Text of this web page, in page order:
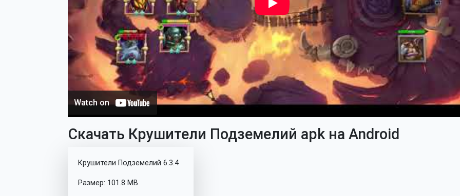
Скачать Крушители Подземелий apk на Android
Крушители Подземелий 6.3.4
Размер: 101.8 MB